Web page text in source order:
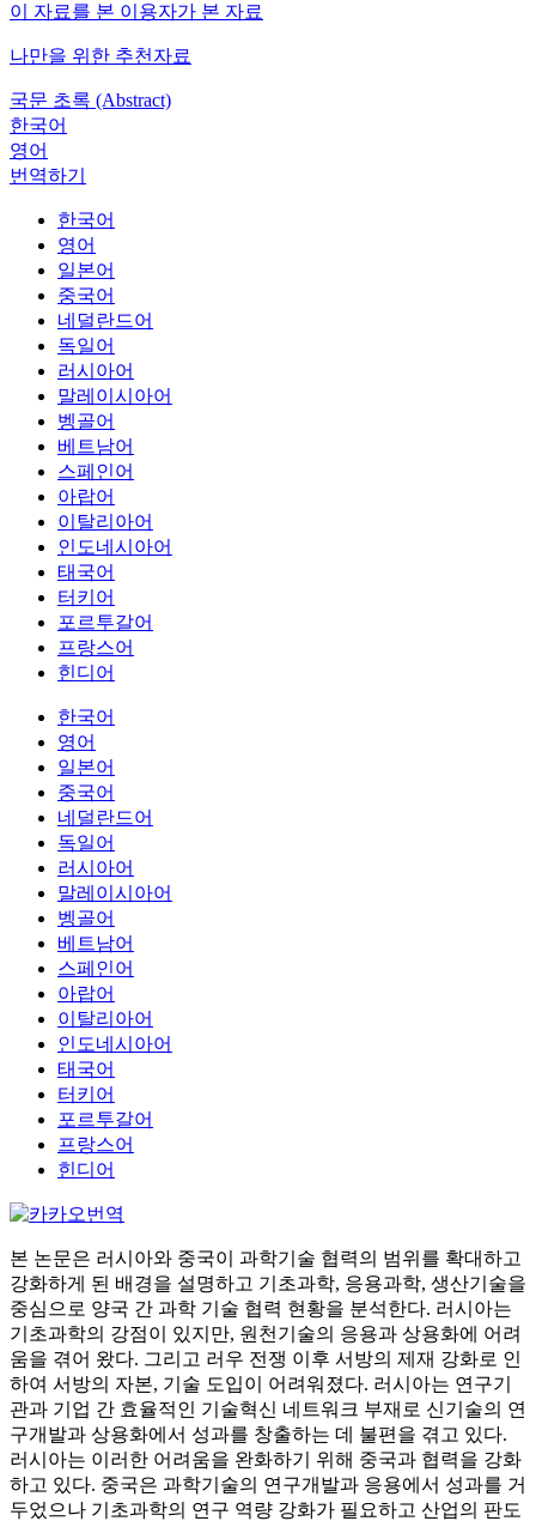
이 자료를 본 이용자가 본 자료
나만을 위한 추천자료
국문 초록 (Abstract)
한국어
영어
번역하기
한국어
영어
일본어
중국어
네덜란드어
독일어
러시아어
말레이시아어
벵골어
베트남어
스페인어
아랍어
이탈리아어
인도네시아어
태국어
터키어
포르투갈어
프랑스어
힌디어
한국어
영어
일본어
중국어
네덜란드어
독일어
러시아어
말레이시아어
벵골어
베트남어
스페인어
아랍어
이탈리아어
인도네시아어
태국어
터키어
포르투갈어
프랑스어
힌디어
본 논문은 러시아와 중국이 과학기술 협력의 범위를 확대하고
강화하게 된 배경을 설명하고 기초과학, 응용과학, 생산기술을
중심으로 양국 간 과학 기술 협력 현황을 분석한다. 러시아는
기초과학의 강점이 있지만, 원천기술의 응용과 상용화에 어려
움을 겪어 왔다. 그리고 러우 전쟁 이후 서방의 제재 강화로 인
하여 서방의 자본, 기술 도입이 어려워졌다. 러시아는 연구기
관과 기업 간 효율적인 기술혁신 네트워크 부재로 신기술의 연
구개발과 상용화에서 성과를 창출하는 데 불편을 겪고 있다.
러시아는 이러한 어려움을 완화하기 위해 중국과 협력을 강화
하고 있다. 중국은 과학기술의 연구개발과 응용에서 성과를 거
두었으나 기초과학의 연구 역량 강화가 필요하고 산업의 판도